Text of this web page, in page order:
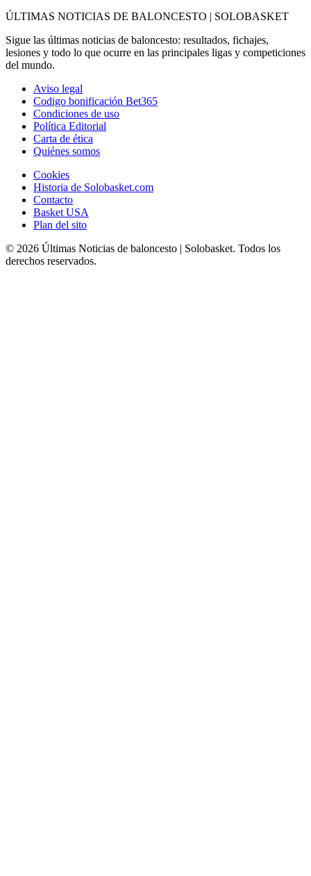
ÚLTIMAS NOTICIAS DE BALONCESTO | SOLOBASKET
Sigue las últimas noticias de baloncesto: resultados, fichajes,
lesiones y todo lo que ocurre en las principales ligas y competiciones
del mundo.
Aviso legal
Codigo bonificación Bet365
Condiciones de uso
Política Editorial
Carta de ética
Quiénes somos
Cookies
Historia de Solobasket.com
Contacto
Basket USA
Plan del sito
© 2026 Últimas Noticias de baloncesto | Solobasket. Todos los
derechos reservados.